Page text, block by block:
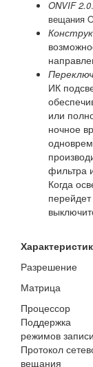
ONVIF 2.0
вещания
ИК
или
ночное
фильтра
Когда
Разрешение
Матрица
Процессор
Поддержка
режимов записи
Протокол
вещания